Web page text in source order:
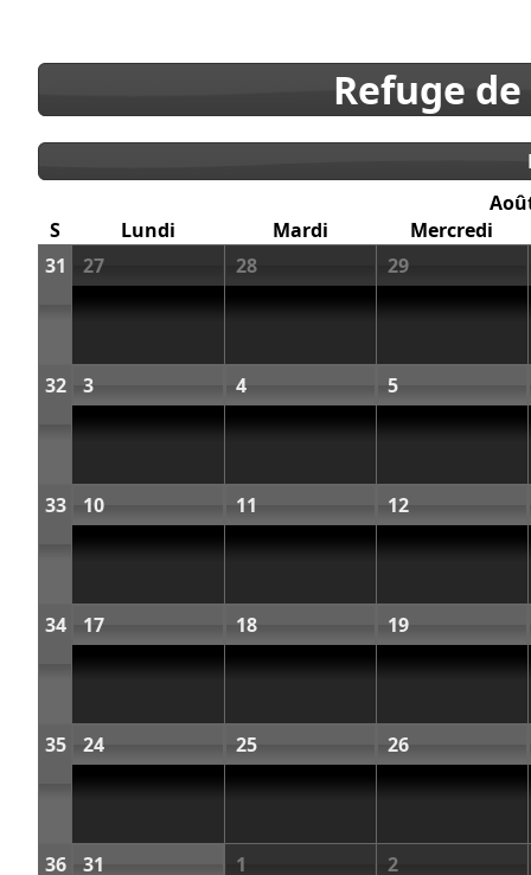
Refuge
S
Lundi Mardi
Mercredi
31
27 28 29
32 3 4 5
33 10 11 12
34 17 18 19
35 24 25 26
36 31 1 2